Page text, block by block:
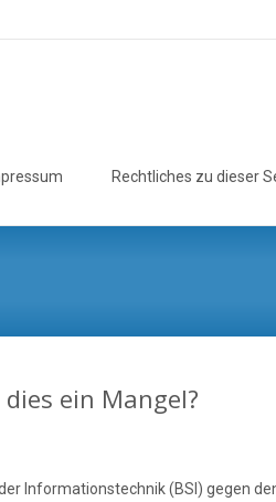
Rechtliches zu dieser
ein Mangel?
Informationstechnik (BSI) gegen